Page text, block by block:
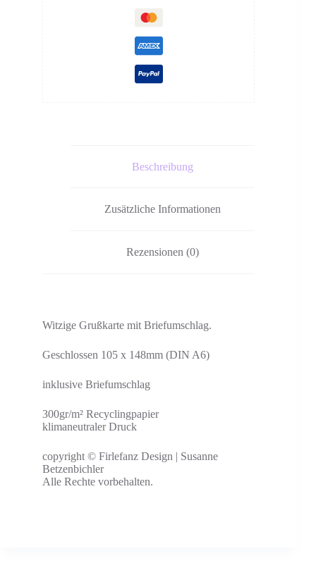
Beschreibung
Zusätzliche Informationen
Rezensionen (0)
Witzige Grußkarte mit Briefumschlag.
Geschlossen 105 x 148mm (DIN A6)
inklusive Briefumschlag
300gr/m² Recyclingpapier
klimaneutraler Druck
copyright © Firlefanz Design | Susanne
Betzenbichler
Alle Rechte vorbehalten.